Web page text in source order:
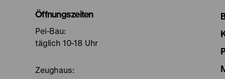
Öffnungszeiten
Pei-Bau:
täglich 10-18 Uhr
Zeughaus: